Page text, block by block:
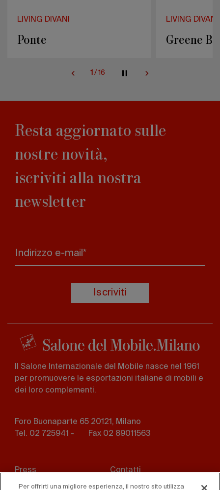
LIVING DIVANI
Ponte
LIVING DIVANI
Greene
1 / 16
Resta aggiornato sulle
nostre novità,
iscriviti alla nostra
newsletter
Indirizzo e-mail*
Iscriviti
Il Salone Internazionale del Mobile nasce nel 1961
per promuovere le esportazioni italiane di mobili e
dei loro complementi.
Foro Buonaparte 65 20121, Milano
Tel. 02 725941 -
Fax 02 89011563
menu
Press Contatti
Per offrirti una migliore esperienza, il nostro sito utilizza